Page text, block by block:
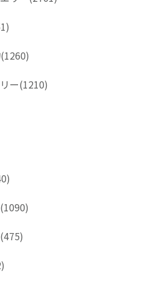
(1260)
ー(1210)
(1090)
(475)